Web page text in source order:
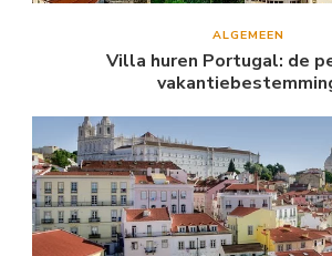
ALGEMEEN
Villa huren Portugal: de